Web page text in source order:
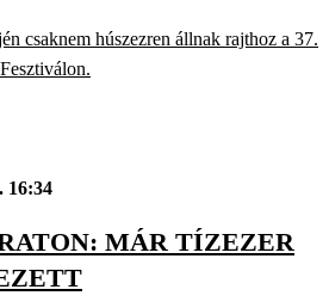
csaknem húszezren állnak rajthoz a 37.
16:34
MÁR TÍZEZER